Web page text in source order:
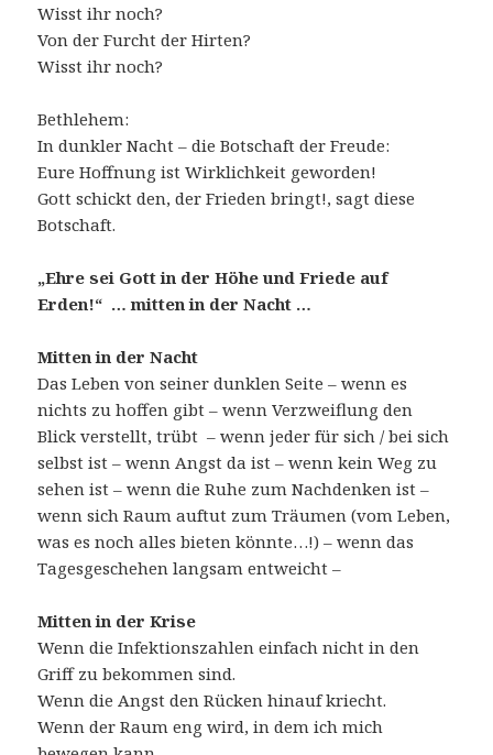
Wisst ihr noch?
Von der Furcht der Hirten?
Wisst ihr noch?
Bethlehem:
In dunkler Nacht – die Botschaft der Freude:
Eure Hoffnung ist Wirklichkeit geworden!
Gott schickt den, der Frieden bringt!, sagt diese
Botschaft.
„Ehre sei Gott in der Höhe und Friede auf
Erden!“ … mitten in der Nacht …
Mitten in der Nacht
Das Leben von seiner dunklen Seite – wenn es
nichts zu hoffen gibt – wenn Verzweiflung den
Blick verstellt, trübt – wenn jeder für sich / bei sich
selbst ist – wenn Angst da ist – wenn kein Weg zu
sehen ist – wenn die Ruhe zum Nachdenken ist –
wenn sich Raum auftut zum Träumen (vom Leben,
was es noch alles bieten könnte…!) – wenn das
Tagesgeschehen langsam entweicht –
Mitten in der Krise
Wenn die Infektionszahlen einfach nicht in den
Griff zu bekommen sind.
Wenn die Angst den Rücken hinauf kriecht.
Wenn der Raum eng wird, in dem ich mich